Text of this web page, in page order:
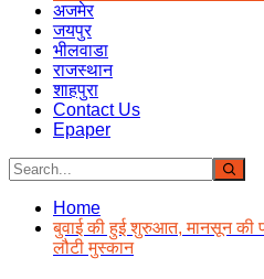
अजमेर
जयपुर
भीलवाडा
राजस्थान
शाहपुरा
Contact Us
Epaper
Home
बुवाई की हुई शुरुआत, मानसून की
लौटी मुस्कान